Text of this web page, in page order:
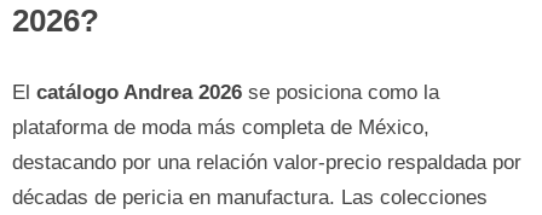
2026?
El catálogo Andrea 2026 se posiciona como la
plataforma de moda más completa de México,
destacando por una relación valor-precio respaldada por
décadas de pericia en manufactura. Las colecciones